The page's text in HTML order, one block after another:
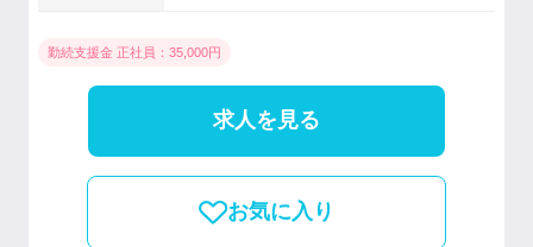
勤続支援金 正社員：35,000円
求人を見る
お気に入り